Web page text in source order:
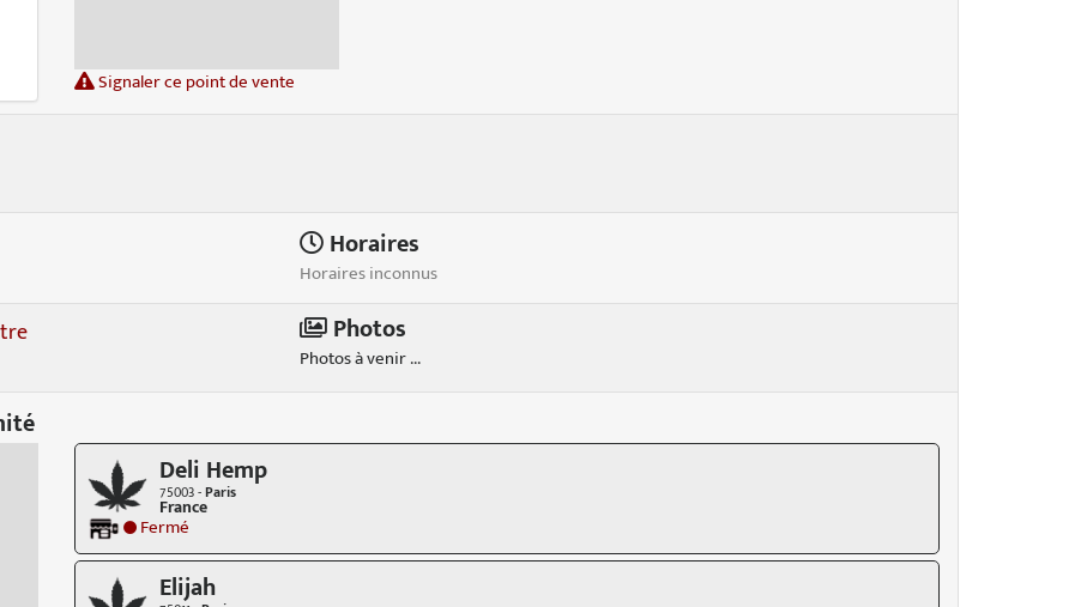
Signaler ce point de vente
Horaires
Horaires inconnus
Photos
Photos à venir ...
Deli Hemp
75003 -Paris
France
Fermé
Elijah